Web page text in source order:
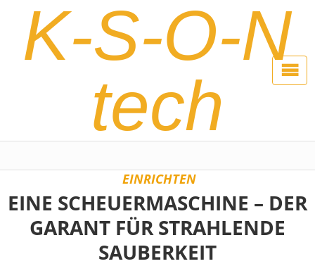
K-S-O-N
tech
EINRICHTEN
EINE SCHEUERMASCHINE – DER
GARANT FÜR STRAHLENDE
SAUBERKEIT